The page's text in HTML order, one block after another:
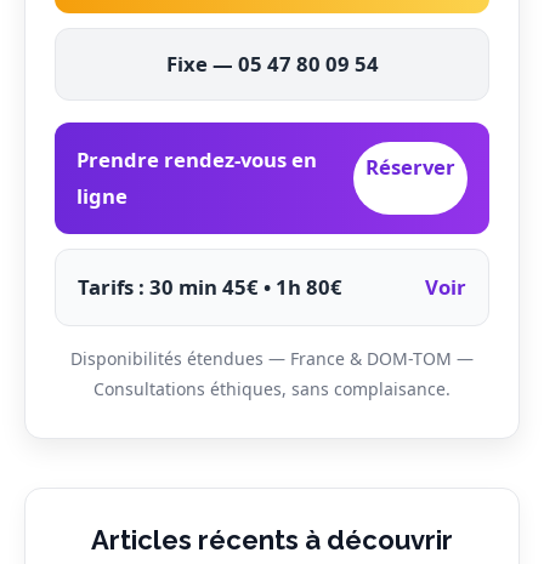
Fixe — 05 47 80 09 54
Prendre rendez-vous en
ligne
Réserver
Tarifs : 30 min 45€ • 1h 80€ Voir
Disponibilités étendues — France & DOM-TOM —
Consultations éthiques, sans complaisance.
Articles récents à découvrir